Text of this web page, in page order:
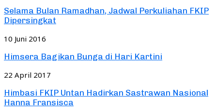
Selama Bulan Ramadhan, Jadwal Perkuliahan FKIP
Dipersingkat
10 Juni 2016
Himsera Bagikan Bunga di Hari Kartini
22 April 2017
Himbasi FKIP Untan Hadirkan Sastrawan Nasional
Hanna Fransisca